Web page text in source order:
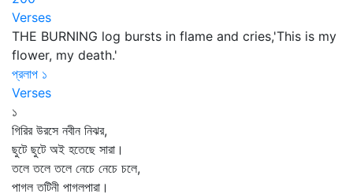
Verses
THE BURNING log bursts in flame and cries,'This is my
flower, my death.'
প্রলাপ ১
Verses
১
গিরির উরসে নবীন নিঝর,
ছুটে ছুটে অই হতেছে সারা।
তলে তলে তলে নেচে নেচে চলে,
পাগল তটিনী পাগলপারা।